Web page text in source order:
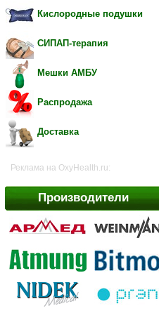
Кислородные подушки
СИПАП-терапия
Мешки АМБУ
Распродажа
Доставка
Реклама на OxyHealth.ru:
Производители